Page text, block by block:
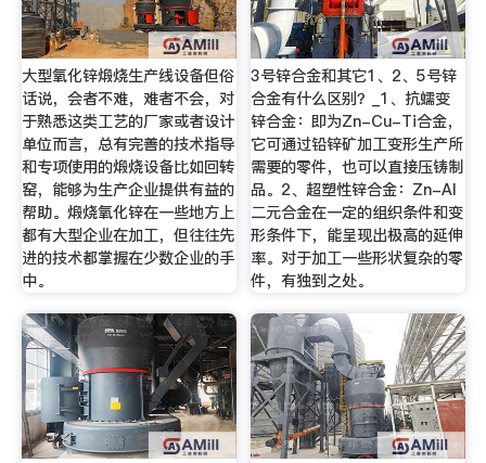
大型氧化锌煅烧生产线设备但俗
话说，会者不难，难者不会，对
于熟悉这类工艺的厂家或者设计
单位而言，总有完善的技术指导
和专项使用的煅烧设备比如回转
窑，能够为生产企业提供有益的
帮助。煅烧氧化锌在一些地方上
都有大型企业在加工，但往往先
进的技术都掌握在少数企业的手
中。
3号锌合金和其它1、2、5号锌
合金有什么区别？_1、抗蠕变
锌合金：即为Zn-Cu-Ti合金，
它可通过铅锌矿加工变形生产所
需要的零件，也可以直接压铸制
品。2、超塑性锌合金：Zn-Al
二元合金在一定的组织条件和变
形条件下，能呈现出极高的延伸
率。对于加工一些形状复杂的零
件，有独到之处。